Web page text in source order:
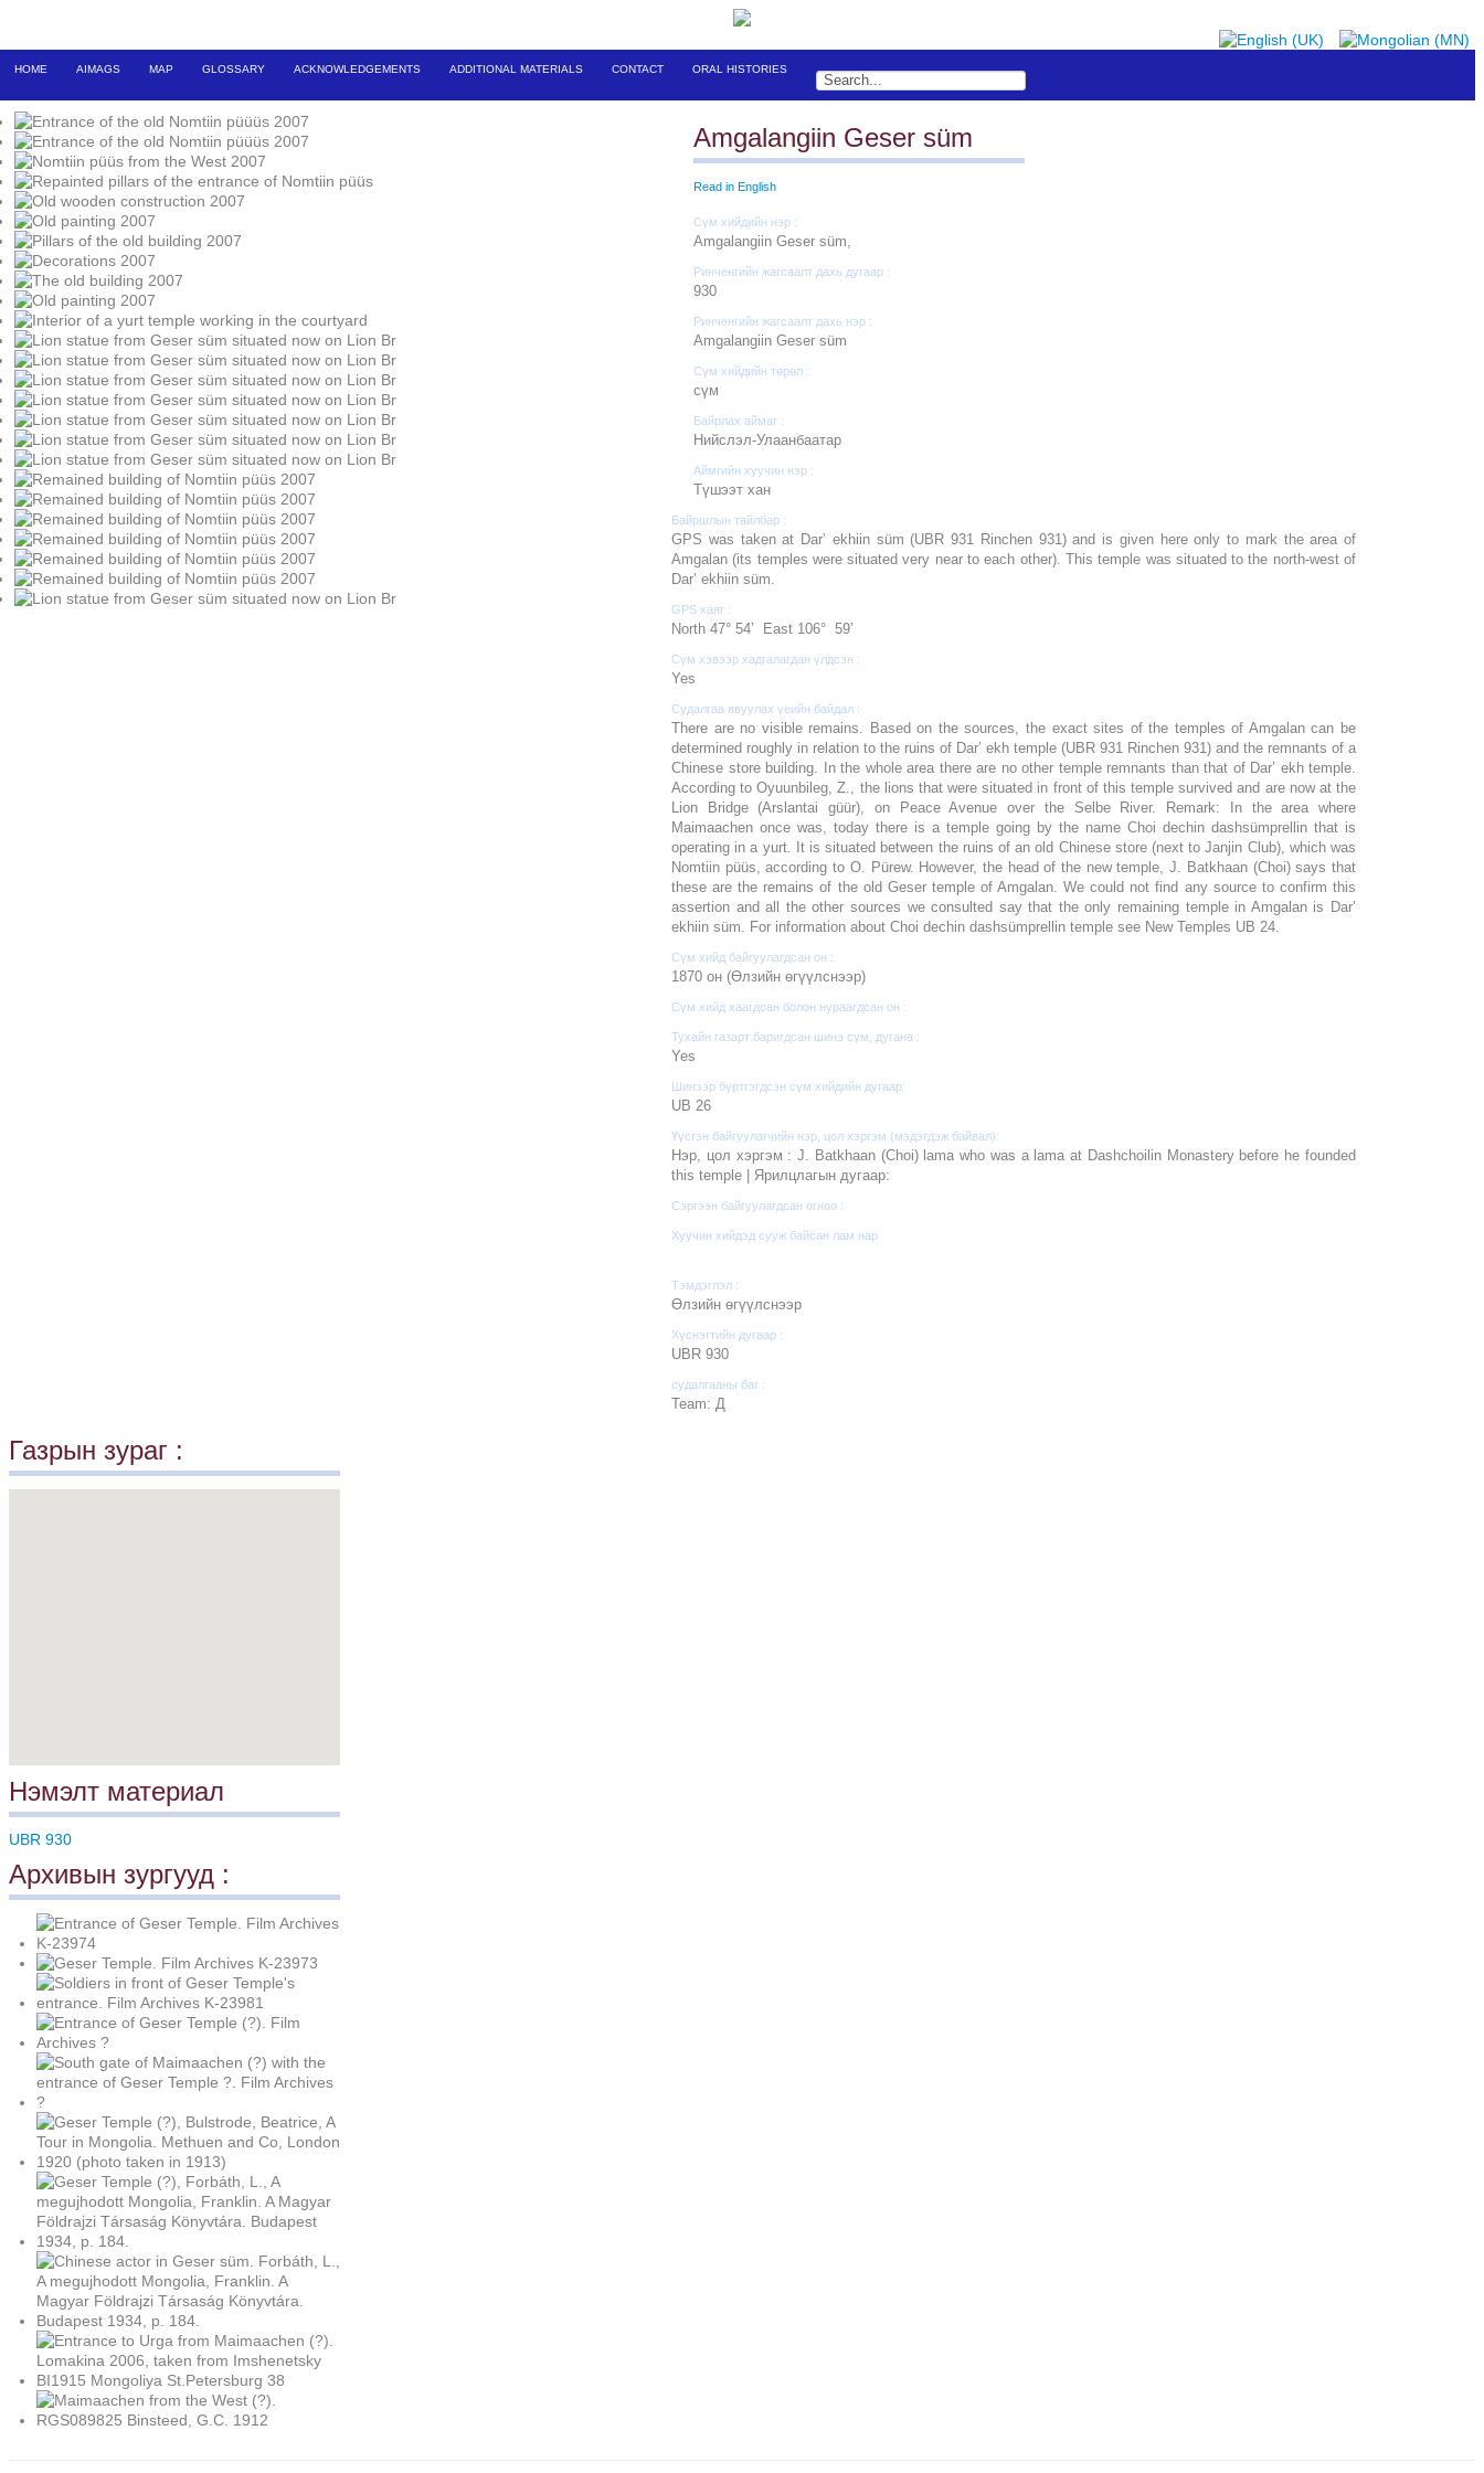
HOME AIMAGS MAP GLOSSARY ACKNOWLEDGEMENTS ADDITIONAL MATERIALS CONTACT ORAL HISTORIES
Amgalangiin Geser süm
Read in English
Сүм хийдийн нэр :
Amgalangiin Geser süm,
Ринченгийн жагсаалт дахь дугаар :
930
Ринченгийн жагсаалт дахь нэр :
Amgalangiin Geser süm
Сүм хийдийн төрөл :
cүм
Байрлах аймаг :
Нийслэл-Улаанбаатар
Аймгийн хуучин нэр :
Түшээт хан
Байршлын тайлбар :
GPS was taken at Dar’ ekhiin süm (UBR 931 Rinchen 931) and is given here only to mark the area of
Amgalan (its temples were situated very near to each other). This temple was situated to the north-west of
Dar’ ekhiin süm.
GPS хаяг :
North 47° 54’ East 106° 59’
Сүм хэвээр хадгалагдан үлдсэн :
Yes
Судалгаа явуулах үеийн байдал :
There are no visible remains. Based on the sources, the exact sites of the temples of Amgalan can be
determined roughly in relation to the ruins of Dar’ ekh temple (UBR 931 Rinchen 931) and the remnants of a
Chinese store building. In the whole area there are no other temple remnants than that of Dar’ ekh temple.
According to Oyuunbileg, Z., the lions that were situated in front of this temple survived and are now at the
Lion Bridge (Arslantai güür), on Peace Avenue over the Selbe River. Remark: In the area where
Maimaachen once was, today there is a temple going by the name Choi dechin dashsümprellin that is
operating in a yurt. It is situated between the ruins of an old Chinese store (next to Janjin Club), which was
Nomtiin püüs, according to O. Pürew. However, the head of the new temple, J. Batkhaan (Choi) says that
these are the remains of the old Geser temple of Amgalan. We could not find any source to confirm this
assertion and all the other sources we consulted say that the only remaining temple in Amgalan is Dar’
ekhiin süm. For information about Choi dechin dashsümprellin temple see New Temples UB 24.
Сүм хийд байгуулагдсан он :
1870 он (Өлзийн өгүүлснээр)
Сүм хийд хаагдсан болон нураагдсан он :
Тухайн газарт баригдсан шинэ сүм, дугана :
Yes
Шинээр бүртгэгдсэн сүм хийдийн дугаар:
UB 26
Үүсгэн байгуулагчийн нэр, цол хэргэм (мэдэгдэж байвал):
Нэр, цол хэргэм : J. Batkhaan (Choi) lama who was a lama at Dashchoilin Monastery before he founded
this temple | Ярилцлагын дугаар:
Сэргээн байгуулагдсан огноо :
Хуучин хийдэд сууж байсан лам нар
Тэмдэглэл :
Өлзийн өгүүлснээр
Хүснэгтийн дугаар :
UBR 930
судалгааны баг :
Team: Д
Газрын зураг :
Нэмэлт материал
UBR 930
Архивын зургууд :